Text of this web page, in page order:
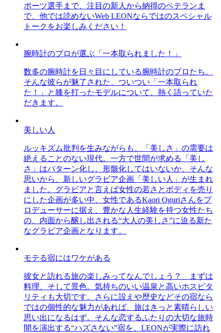
ポーツ選手まで、注目の新人から納得のベテランま
で、他では読めないWeb LEONならではのスペシャル
トークをお楽しみください！
腕時計のプロが選ぶ「一本取られました！」
数多の腕時計を日々目にしている腕時計のプロたち。
そんな彼らが魅了された、ついつい「一本取られ
た！」と膝を打ったモデルについて、熱く語っていた
だきます。
美しい人
ルッキズム批判を生みながらも、「美しさ」の需要は
絶えることのない現代。一方で世間が求める「美し
さ」はパターン化し、形骸化してはいないか、そんな
思いから、新しいグラビア企画「美しい人」が生まれ
ました。グラビアと言えば女性の若さとボディを売り
にした企画が多い中、女性であるKaori Oguriさんをプ
ロデューサーに据え、豊かな人生経験を持つ女性たち
の、内面から醸し出される“大人の美しさ”に迫る新た
なグラビア企画となります。
モテる宿にはワケがある
彼女と訪れる旅の楽しみってなんでしょう？ まずは
料理、そして景色。気持ちのいい温泉と高いホスピタ
リティも大切です。さらに設えや歴史などその宿なら
ではの個性的な魅力があれば、旅はきっと素晴らしい
思い出になるはず。そんな恋するふたりの大切な旅時
間を演出する“ハズさない”宿を、LEONが実際に訪れ